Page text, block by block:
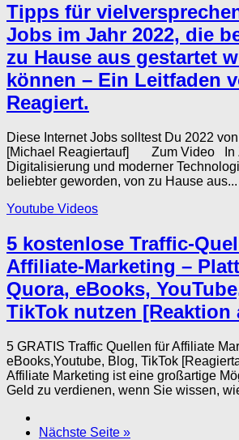
Tipps für
Jobs im Jahr 2022, die
zu Hause aus gestartet
können – Ein Leitfaden
Reagiert.
Diese Internet Jobs solltest Du 2022
[Michael Reagiertauf] Zum Video In
Digitalisierung und moderner
beliebter geworden, von zu Hause aus...
Youtube Videos
5 kostenlose Traffic-
Affiliate-Marketing –
Quora, eBooks,
TikTok nutzen [Reaktion
5 GRATIS Traffic Quellen für Affiliate
eBooks,Youtube, Blog, TikTok
Affiliate Marketing ist eine großartige
Geld zu verdienen, wenn Sie wissen,
Nächste Seite »